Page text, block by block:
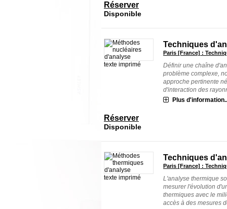
Réserver
Disponible
texte imprimé
Techniques
Paris [France] :
Définir une chaîne
problème complexe,
approche pertinente
d'interaction des
Plus
Réserver
Disponible
texte imprimé
Techniques
Paris [France] :
L'analyse thermique
mesurer l'évolution
thermiques avec le
accès à des mesures